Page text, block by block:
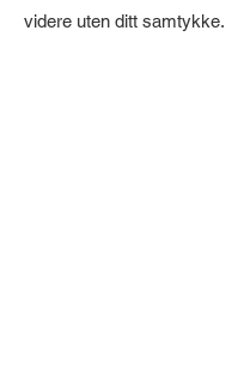
videre uten ditt samtykke.